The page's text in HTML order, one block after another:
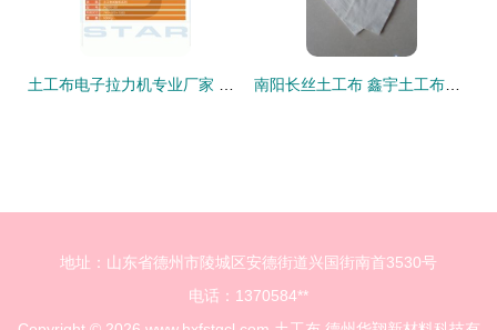
地址：山东省德州市陵城区安德街道兴国街南首3530号
电话：1370584**